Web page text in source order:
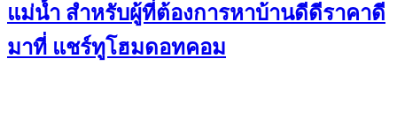
แม่น้ำ สำหรับผู้ที่ต้องการหาบ้านดีดีราคาดี
มาที่ แชร์ทูโฮมดอทคอม